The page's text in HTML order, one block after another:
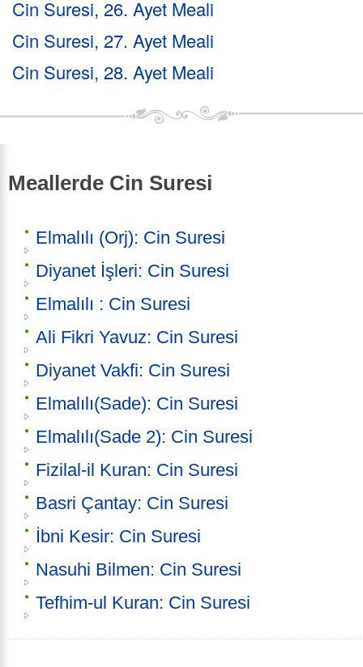
Cin Suresi, 26. Ayet Meali
Cin Suresi, 27. Ayet Meali
Cin Suresi, 28. Ayet Meali
Meallerde Cin Suresi
Elmalılı (Orj): Cin Suresi
Diyanet İşleri: Cin Suresi
Elmalılı : Cin Suresi
Ali Fikri Yavuz: Cin Suresi
Diyanet Vakfi: Cin Suresi
Elmalılı(Sade): Cin Suresi
Elmalılı(Sade 2): Cin Suresi
Fizilal-il Kuran: Cin Suresi
Basri Çantay: Cin Suresi
İbni Kesir: Cin Suresi
Nasuhi Bilmen: Cin Suresi
Tefhim-ul Kuran: Cin Suresi